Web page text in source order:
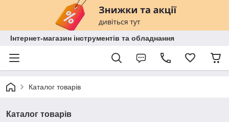
Інтернет-магазин інструментів та обладнання
Каталог товарів
Каталог товарів